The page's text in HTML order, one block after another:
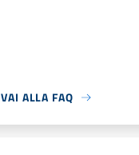
VAI ALLA FAQ